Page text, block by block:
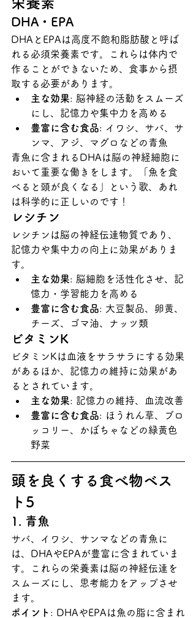
DHA・EPA
DHAとEPAは高度不飽和脂肪酸と呼ば
れる必須栄養素です。これらは体内で
作ることができないため、食事から摂
取する必要があります。
主な効果: 脳神経の活動をスムーズ
にし、記憶力や集中力を高める
豊富に含む食品: イワシ、サバ、サ
ンマ、アジ、マグロなどの青魚
青魚に含まれるDHAは脳の神経細胞に
おいて重要な働きをします。「魚を食
べると頭が良くなる」という歌、あれ
は科学的に正しいのです！
レシチン
レシチンは脳の神経伝達物質であり、
記憶力や集中力の向上に効果がありま
す。
主な効果: 脳細胞を活性化させ、記
憶力・学習能力を高める
豊富に含む食品: 大豆製品、卵黄、
チーズ、ゴマ油、ナッツ類
ビタミンK
ビタミンKは血液をサラサラにする効果
があるほか、記憶力の維持に効果があ
るとされています。
主な効果: 記憶力の維持、血流改善
豊富に含む食品: ほうれん草、ブロ
ッコリー、かぼちゃなどの緑黄色
野菜
頭を良くする食べ物ベス
ト5
1. 青魚
サバ、イワシ、サンマなどの青魚に
は、DHAやEPAが豊富に含まれていま
す。これらの栄養素は脳の神経伝達を
スムーズにし、思考能力をアップさせ
ます。
ポイント : DHAやEPAは魚の脂に含まれ